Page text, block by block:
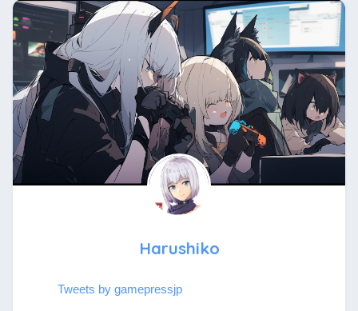
Harushiko
Tweets by gamepressjp